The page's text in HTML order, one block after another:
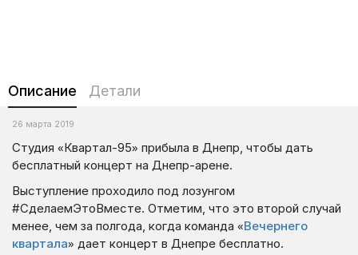
Описание Детали
26 марта 2019
Студия «Квартал-95» прибыла в Днепр, чтобы дать
бесплатный концерт на Днепр-арене.
Выступление проходило под лозунгом
#СделаемЭтоВместе. Отметим, что это второй случай
менее, чем за полгода, когда команда «Вечернего
квартала» дает концерт в Днепре бесплатно.